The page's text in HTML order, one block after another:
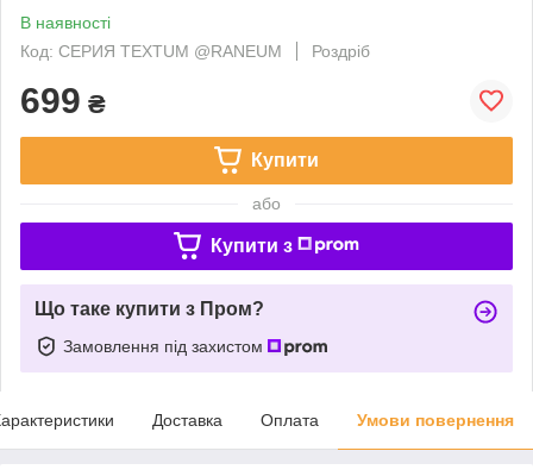
В наявності
Код: СЕРИЯ TEXTUM @RANEUM
Роздріб
699 ₴
Купити
або
Купити з
Що таке купити з Пром?
Замовлення під захистом
Доставка Оплата Умови повернення